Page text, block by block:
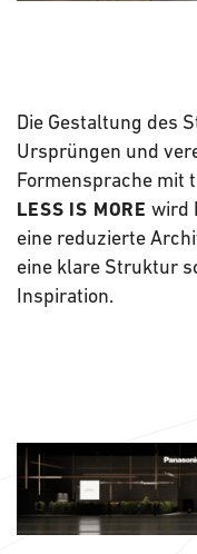
Die Gestaltung des
Ursprüngen und
Formensprache mit
LESS IS MORE wird
eine reduzierte
eine klare Struktur
Inspiration.